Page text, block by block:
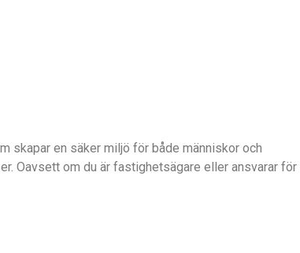
skapar en säker miljö för både människor och
Oavsett om du är fastighetsägare eller ansvarar för